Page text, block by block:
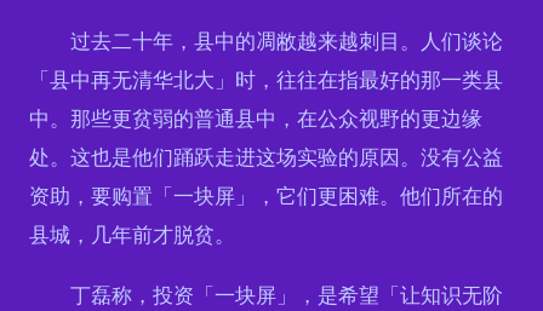
过去二十年，县中的凋敝越来越刺目。人们谈论
「县中再无清华北大」时，往往在指最好的那一类县
中。那些更贫弱的普通县中，在公众视野的更边缘
处。这也是他们踊跃走进这场实验的原因。没有公益
资助，要购置「一块屏」，它们更困难。他们所在的
县城，几年前才脱贫。
丁磊称，投资「一块屏」，是希望「让知识无阶